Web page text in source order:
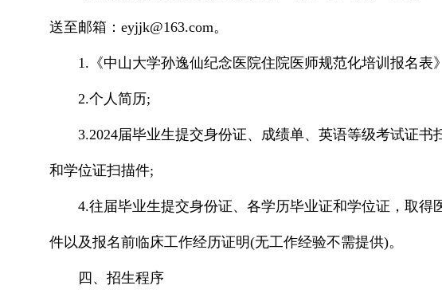
送至邮箱：eyjjk@163.com。
1.《中山大学孙逸仙纪念医院住院医师规范化培训报名表
2.个人简历;
3.2024届毕业生提交身份证、成绩单、英语等级考试证
和学位证扫描件;
4.往届毕业生提交身份证、各学历毕业证和学位证，取得
件以及报名前临床工作经历证明(无工作经验不需提供)。
四、招生程序